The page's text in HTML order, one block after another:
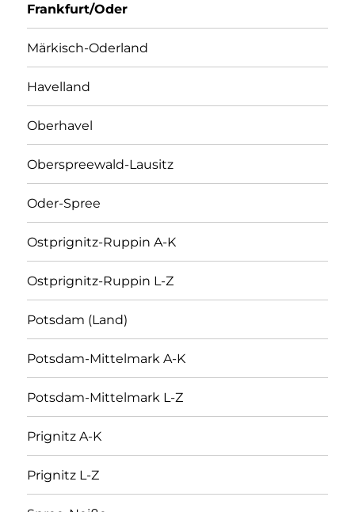
Frankfurt/Oder
Märkisch-Oderland
Havelland
Oberhavel
Oberspreewald-Lausitz
Oder-Spree
Ostprignitz-Ruppin A-K
Ostprignitz-Ruppin L-Z
Potsdam (Land)
Potsdam-Mittelmark A-K
Potsdam-Mittelmark L-Z
Prignitz A-K
Prignitz L-Z